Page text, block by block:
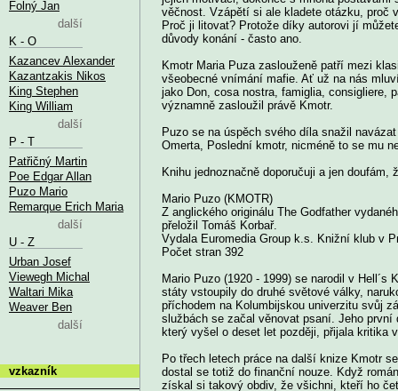
věčnost. Vzápětí si ale kladete otázku, proč
Proč ji litovat? Protože díky autorovi jí
důvody konání - často ano.
Kmotr Maria Puza zaslouženě patří mezi
všeobecné vnímání mafie. Ať už na nás
jako Don, cosa nostra, famiglia, consigliere,
významně zasloužil právě Kmotr.
Puzo se na úspěch svého díla snažil
Omerta, Poslední kmotr, nicméně to se mu
Knihu jednoznačně doporučuji a jen
Mario Puzo (KMOTR)
Z anglického originálu The Godfather
přeložil Tomáš Korbař.
Vydala Euromedia Group k.s. Knižní klub v
Počet stran 392
Mario Puzo (1920 - 1999) se narodil v
státy vstoupily do druhé světové války,
příchodem na Kolumbijskou univerzitu svůj
službách se začal věnovat psaní. Jeho
který vyšel o deset let později, přijala kritika
Po třech letech práce na další knize Kmotr
dostal se totiž do finanční nouze. Když
získal si takový obdiv, že všichni, kteří ho
Folný Jan
další
K - O
Kazancev Alexander
Kazantzakis Nikos
King Stephen
King William
další
P - T
Patřičný Martin
Poe Edgar Allan
Puzo Mario
Remarque Erich Maria
další
U - Z
Urban Josef
Viewegh Michal
Waltari Mika
Weaver Ben
další
vzkazník